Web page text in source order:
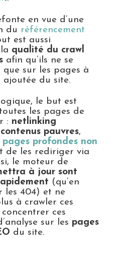
en vue d’une
du référencement
est aussi
qualité du crawl
afin qu’ils ne se
que sur les pages à
du site.
le but est
les pages de
: netlinking
contenus pauvres,
pages profondes non
de les rediriger via
le moteur de
à jour sont
(qu’en
les 404) et ne
à crawler ces
ces
sur les pages
du site.